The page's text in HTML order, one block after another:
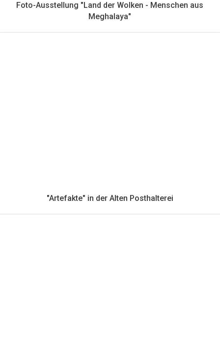
Foto-Ausstellung "Land der Wolken - Menschen aus
Meghalaya"
"Artefakte" in der Alten Posthalterei